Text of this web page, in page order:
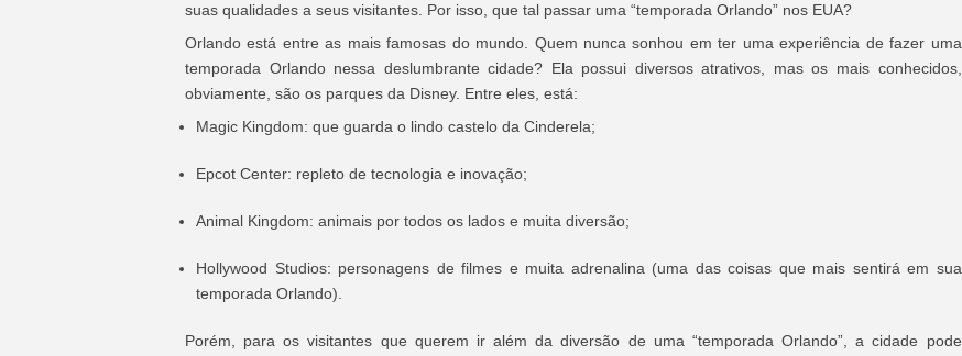
suas qualidades a seus visitantes. Por isso, que tal passar uma “temporada Orlando” nos EUA?
Orlando está entre as mais famosas do mundo. Quem nunca sonhou em ter uma experiência de fazer uma
temporada Orlando nessa deslumbrante cidade? Ela possui diversos atrativos, mas os mais conhecidos,
obviamente, são os parques da Disney. Entre eles, está:
Magic Kingdom: que guarda o lindo castelo da Cinderela;
Epcot Center: repleto de tecnologia e inovação;
Animal Kingdom: animais por todos os lados e muita diversão;
Hollywood Studios: personagens de filmes e muita adrenalina (uma das coisas que mais sentirá em sua
temporada Orlando).
Porém, para os visitantes que querem ir além da diversão de uma “temporada Orlando”, a cidade pode